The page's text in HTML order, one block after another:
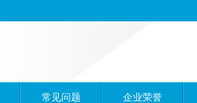
常见问题 企业荣誉